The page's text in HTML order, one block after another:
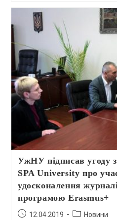
УжНУ підписав угоду
SPA University про
удосконалення
програмою Erasmus+
12.04.2019 Новини